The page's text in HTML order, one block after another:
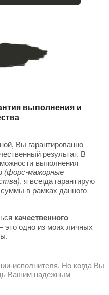
выполнения и
Вы гарантированно
результат. В
выполнения
(форс-мажорные
, я всегда гарантирую
суммы в рамках данного
качественного
одно из моих личных
исполнителя. Но когда Вы
Вашим надежным